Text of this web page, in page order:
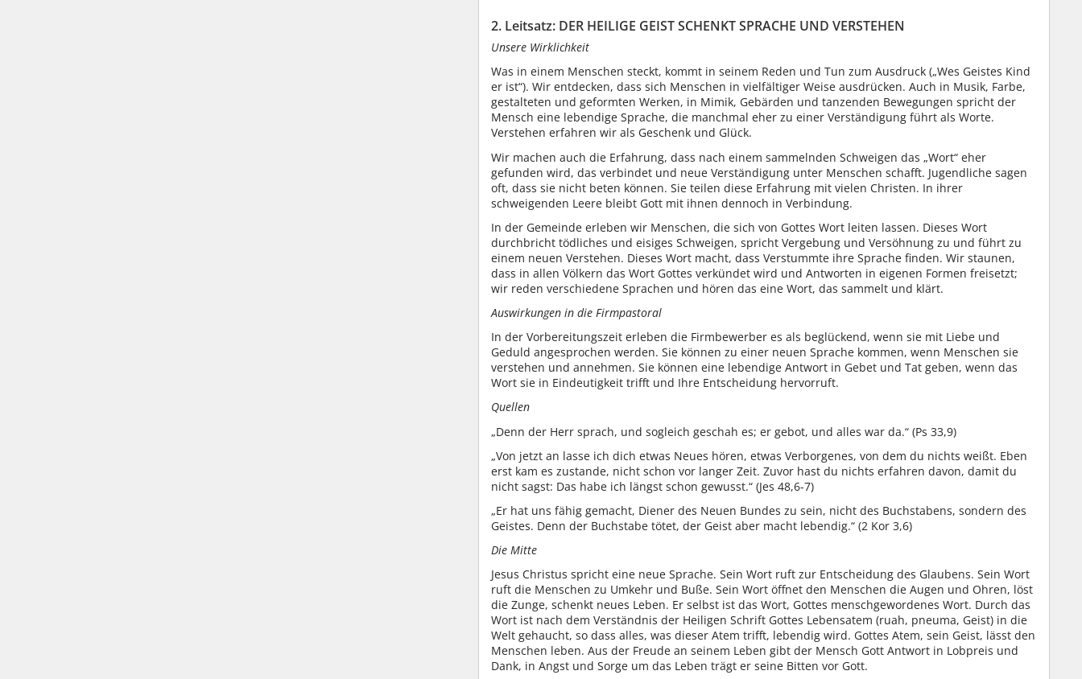
2. Leitsatz: DER HEILIGE GEIST SCHENKT SPRACHE UND VERSTEHEN
Unsere Wirklichkeit
Was in einem Menschen steckt, kommt in seinem Reden und Tun zum Ausdruck („Wes Geistes Kind
er ist“). Wir entdecken, dass sich Menschen in vielfältiger Weise ausdrücken. Auch in Musik, Farbe,
gestalteten und geformten Werken, in Mimik, Gebärden und tanzenden Bewegungen spricht der
Mensch eine lebendige Sprache, die manchmal eher zu einer Verständigung führt als Worte.
Verstehen erfahren wir als Geschenk und Glück.
Wir machen auch die Erfahrung, dass nach einem sammelnden Schweigen das „Wort“ eher
gefunden wird, das verbindet und neue Verständigung unter Menschen schafft. Jugendliche sagen
oft, dass sie nicht beten können. Sie teilen diese Erfahrung mit vielen Christen. In ihrer
schweigenden Leere bleibt Gott mit ihnen dennoch in Verbindung.
In der Gemeinde erleben wir Menschen, die sich von Gottes Wort leiten lassen. Dieses Wort
durchbricht tödliches und eisiges Schweigen, spricht Vergebung und Versöhnung zu und führt zu
einem neuen Verstehen. Dieses Wort macht, dass Verstummte ihre Sprache finden. Wir staunen,
dass in allen Völkern das Wort Gottes verkündet wird und Antworten in eigenen Formen freisetzt;
wir reden verschiedene Sprachen und hören das eine Wort, das sammelt und klärt.
Auswirkungen in die Firmpastoral
In der Vorbereitungszeit erleben die Firmbewerber es als beglückend, wenn sie mit Liebe und
Geduld angesprochen werden. Sie können zu einer neuen Sprache kommen, wenn Menschen sie
verstehen und annehmen. Sie können eine lebendige Antwort in Gebet und Tat geben, wenn das
Wort sie in Eindeutigkeit trifft und Ihre Entscheidung hervorruft.
Quellen
„Denn der Herr sprach, und sogleich geschah es; er gebot, und alles war da.“ (Ps 33,9)
„Von jetzt an lasse ich dich etwas Neues hören, etwas Verborgenes, von dem du nichts weißt. Eben
erst kam es zustande, nicht schon vor langer Zeit. Zuvor hast du nichts erfahren davon, damit du
nicht sagst: Das habe ich längst schon gewusst.“ (Jes 48,6-7)
„Er hat uns fähig gemacht, Diener des Neuen Bundes zu sein, nicht des Buchstabens, sondern des
Geistes. Denn der Buchstabe tötet, der Geist aber macht lebendig.“ (2 Kor 3,6)
Die Mitte
Jesus Christus spricht eine neue Sprache. Sein Wort ruft zur Entscheidung des Glaubens. Sein Wort
ruft die Menschen zu Umkehr und Buße. Sein Wort öffnet den Menschen die Augen und Ohren, löst
die Zunge, schenkt neues Leben. Er selbst ist das Wort, Gottes menschgewordenes Wort. Durch das
Wort ist nach dem Verständnis der Heiligen Schrift Gottes Lebensatem (ruah, pneuma, Geist) in die
Welt gehaucht, so dass alles, was dieser Atem trifft, lebendig wird. Gottes Atem, sein Geist, lässt den
Menschen leben. Aus der Freude an seinem Leben gibt der Mensch Gott Antwort in Lobpreis und
Dank, in Angst und Sorge um das Leben trägt er seine Bitten vor Gott.